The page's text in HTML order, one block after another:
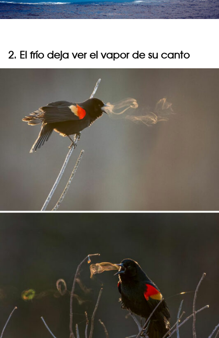
2. El frío deja ver el vapor de su canto